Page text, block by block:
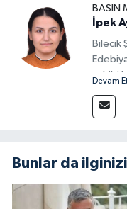
BASIN
İpek
Bilecik
sahibi
fayda
Devam
Bunlar da